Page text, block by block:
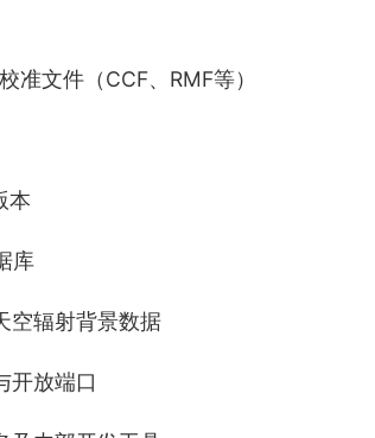
文件（CCF、RMF等）
本
库
空辐射背景数据
开放端口